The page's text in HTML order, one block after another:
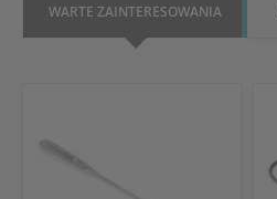
WARTE ZAINTERESOWANIA